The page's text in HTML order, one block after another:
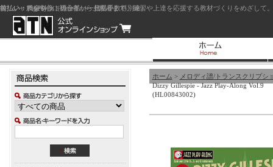
ジャズを中心に初心者から上級者まで、練習や上達を応援する教材づくりをめざし
ホーム > メロディ譜/トランスクリプシ
Dizzy Gillespie - Jazz Play-Along Vol.9
(HL00843002)
前払い：クレジットカード（一括払い）
後払い：代金引換（現金払い・代引手数料別途）
前払い：PayPay